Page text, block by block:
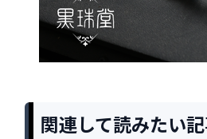
関連して読みたい